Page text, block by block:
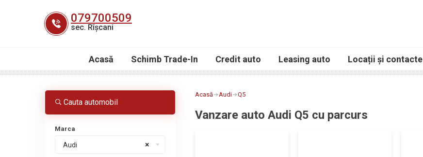
079700509
sec. Rîșcani
Acasă Schimb Trade-In Credit auto Leasing auto Locații și contacte
Cauta automobil
Marca
×
Audi
Acasă Audi Q5
Vanzare auto Audi Q5 cu parcurs